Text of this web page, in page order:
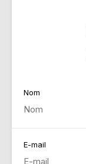
Nom
E-mail